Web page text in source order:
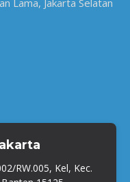
RW.005, Kel, Kec.